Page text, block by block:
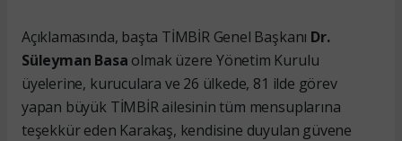
Açıklamasında, başta TİMBİR Genel Başkanı Dr.
Süleyman Basa olmak üzere Yönetim Kurulu
üyelerine, kuruculara ve 26 ülkede, 81 ilde görev
yapan büyük TİMBİR ailesinin tüm mensuplarına
teşekkür eden Karakaş, kendisine duyulan güvene